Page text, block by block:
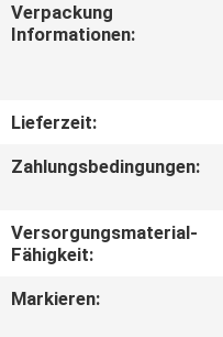
TRETEN
MIT
IN
VERBINDUNG
NACHRICHTEN
Verpackung
Informationen:
Lieferzeit:
Zahlungsbedingungen:
Versorgungsmaterial-
Fähigkeit:
Markieren: